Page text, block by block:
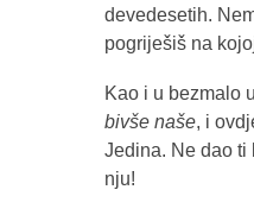
devedesetih.
pogriješiš na
Kao i u bezmalo
bivše naše, i
Jedina. Ne dao ti
nju!